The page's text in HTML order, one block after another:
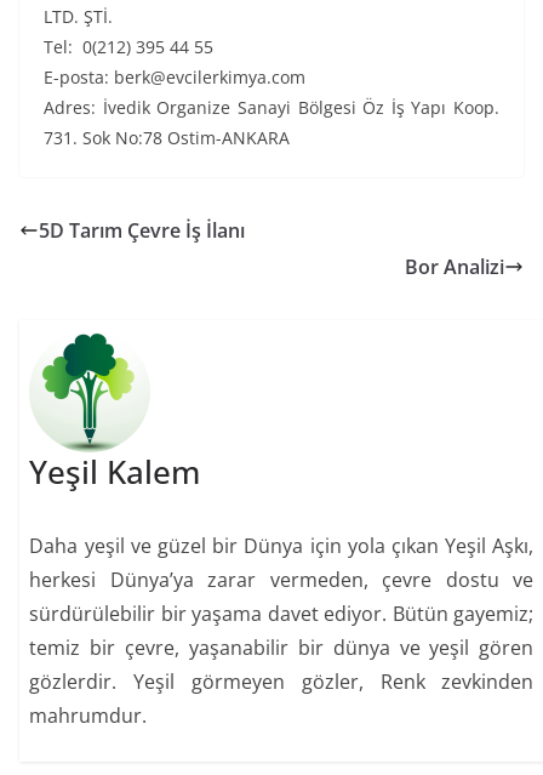
LTD. ŞTİ.
Tel: 0(212) 395 44 55
E-posta: berk@evcilerkimya.com
Adres: İvedik Organize Sanayi Bölgesi Öz İş Yapı Koop.
731. Sok No:78 Ostim-ANKARA
5D Tarım Çevre İş İlanı
Bor Analizi
Yeşil Kalem
Daha yeşil ve güzel bir Dünya için yola çıkan Yeşil Aşkı,
herkesi Dünya’ya zarar vermeden, çevre dostu ve
sürdürülebilir bir yaşama davet ediyor. Bütün gayemiz;
temiz bir çevre, yaşanabilir bir dünya ve yeşil gören
gözlerdir. Yeşil görmeyen gözler, Renk zevkinden
mahrumdur.